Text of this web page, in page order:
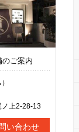
ご案内
ノ上2-28-13
い合わせ